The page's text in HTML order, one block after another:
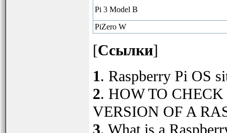
Pi 3 Model B
PiZero W
[Ссылки]
1. Raspberry Pi OS
2. HOW TO
VERSION OF A